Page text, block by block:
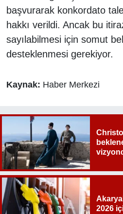
başvurarak konkordato
hakkı verildi. Ancak bu
sayılabilmesi için somut
desteklenmesi gerekiyor.
Kaynak: Haber Merkezi
2026